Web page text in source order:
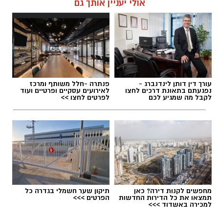
תגים:דרושים באשדוד
אולי יעניין אותך גם
עורך דין דותן לינדנברג -
נפגעתם בתאונת דרכים לחצו
לקבל מה שמגיע לכם
פנתרה -חלל משותף ומרכז
לאירועים עסקיים ופרטיים ועוד
לפרטים לחצו >>
מחפשים לקנות דירה? כאן
תמצאו את כל הדירות החדשות
למכירה באשדוד >>>
תיקון שער חשמלי בגדרה כל
הפרטים >>>